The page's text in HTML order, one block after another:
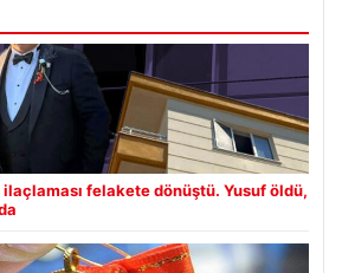
felakete dönüştü. Yusuf öldü,